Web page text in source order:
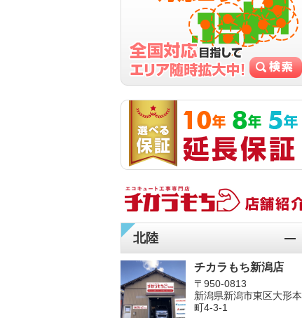
北陸
チカラもち新潟店
〒950-0813
新潟県新潟市東区大形本
町4-3-1